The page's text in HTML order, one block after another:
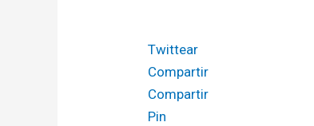
Twittear
Compartir
Compartir
Pin